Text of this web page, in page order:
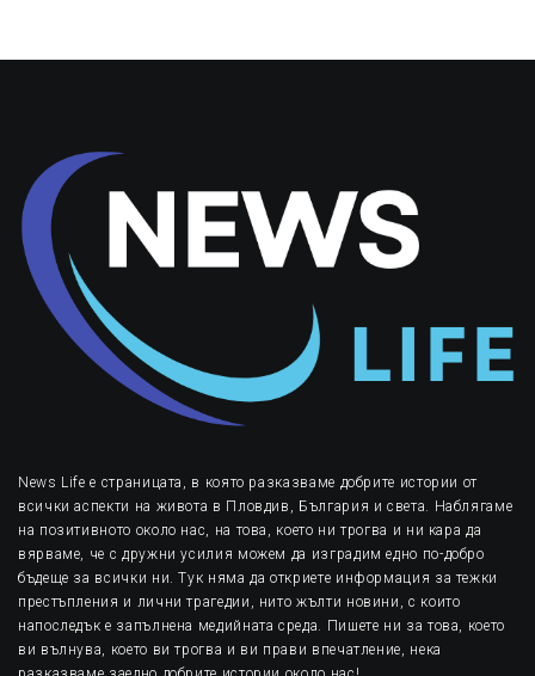
News Life е страницата, в която разказваме добрите истории от
всички аспекти на живота в Пловдив, България и света. Наблягаме
на позитивното около нас, на това, което ни трогва и ни кара да
вярваме, че с дружни усилия можем да изградим едно по-добро
бъдеще за всички ни. Тук няма да откриете информация за тежки
престъпления и лични трагедии, нито жълти новини, с които
напоследък е запълнена медийната среда. Пишете ни за това, което
ви вълнува, което ви трогва и ви прави впечатление, нека